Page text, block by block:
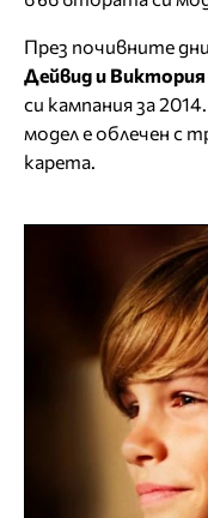
През почивните
Дейвид и
си кампания за
модел е облечен с
карета.